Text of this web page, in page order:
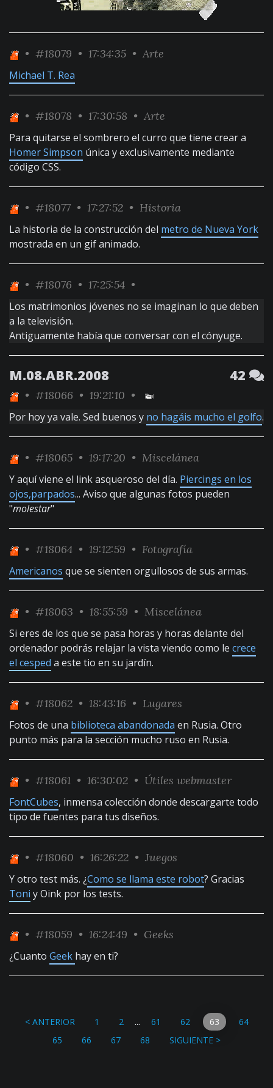
• #18079 • 17:34:35 • Arte
Michael T. Rea
• #18078 • 17:30:58 • Arte
Para quitarse el sombrero el curro que tiene crear a
Homer Simpson única y exclusivamente mediante
código CSS.
• #18077 • 17:27:52 • Historia
La historia de la construcción del metro de Nueva York
mostrada en un gif animado.
• #18076 • 17:25:54 •
Los matrimonios jóvenes no se imaginan lo que deben
a la televisión.
Antiguamente había que conversar con el cónyuge.
M.08.ABR.2008 42
• #18066 • 19:21:10 •
Por hoy ya vale. Sed buenos y no hagáis mucho el golfo.
• #18065 • 19:17:20 • Miscelánea
Y aquí viene el link asqueroso del día. Piercings en los
ojos,parpados... Aviso que algunas fotos pueden
"molestar"
• #18064 • 19:12:59 • Fotografía
Americanos que se sienten orgullosos de sus armas.
• #18063 • 18:55:59 • Miscelánea
Si eres de los que se pasa horas y horas delante del
ordenador podrás relajar la vista viendo como le crece
el cesped a este tio en su jardín.
• #18062 • 18:43:16 • Lugares
Fotos de una biblioteca abandonada en Rusia. Otro
punto más para la sección mucho ruso en Rusia.
• #18061 • 16:30:02 • Útiles webmaster
FontCubes, inmensa colección donde descargarte todo
tipo de fuentes para tus diseños.
• #18060 • 16:26:22 • Juegos
Y otro test más. ¿Como se llama este robot? Gracias
Toni y Oink por los tests.
• #18059 • 16:24:49 • Geeks
¿Cuanto Geek hay en ti?
< ANTERIOR 1 2 ... 61 62 63
64
65
66 67 68 SIGUIENTE >